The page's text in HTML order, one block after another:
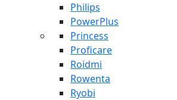
Philips
PowerPlus
Princess
Proficare
Roidmi
Rowenta
Ryobi